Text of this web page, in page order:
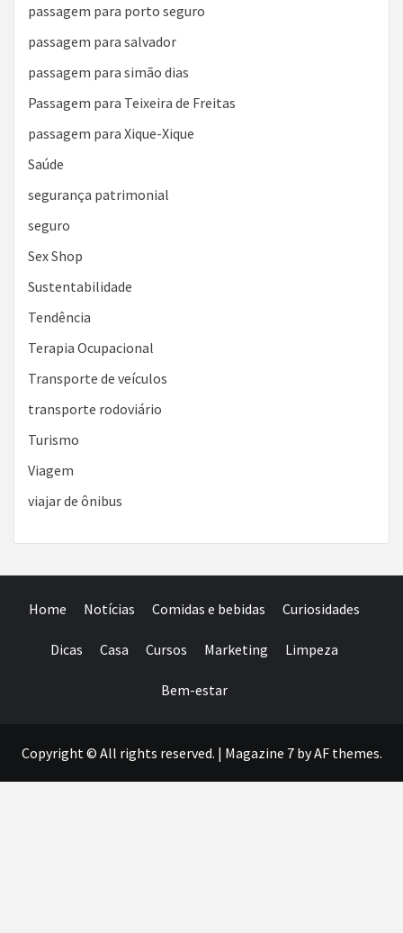
passagem para porto seguro
passagem para salvador
passagem para simão dias
Passagem para Teixeira de Freitas
passagem para Xique-Xique
Saúde
segurança patrimonial
seguro
Sex Shop
Sustentabilidade
Tendência
Terapia Ocupacional
Transporte de veículos
transporte rodoviário
Turismo
Viagem
viajar de ônibus
Home Notícias Comidas e bebidas Curiosidades
Dicas Casa Cursos Marketing Limpeza
Bem-estar
Copyright © All rights reserved. | Magazine 7by AF themes.